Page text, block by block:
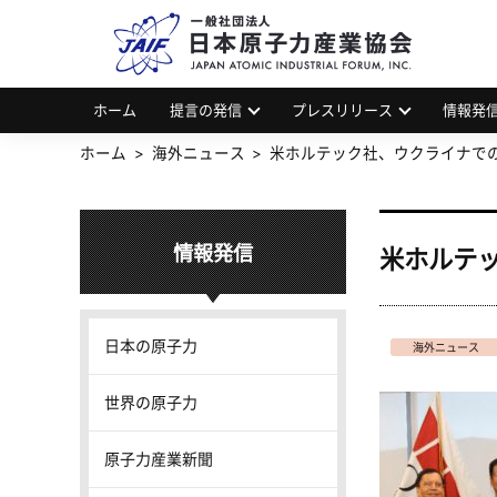
ホーム 提言の発信 プレスリリース 情報発
ホーム 海外ニュース 米ホルテック社、ウクライナで
米ホルテ
海外ニュース
情報発信
日本の原子力
世界の原子力
原子力産業新聞